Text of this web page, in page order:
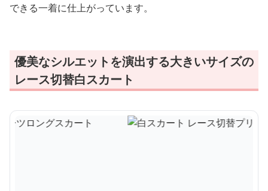
できる一着に仕上がっています。
優美なシルエットを演出する大きいサイズの
レース切替白スカート